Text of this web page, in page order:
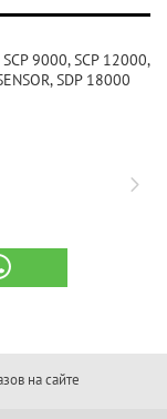
9000, SCP 12000,
SDP 18000
на сайте